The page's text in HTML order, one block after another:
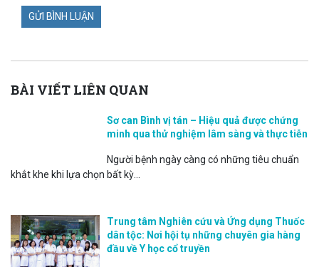
BÀI VIẾT LIÊN QUAN
Sơ can Bình vị tán – Hiệu quả được chứng
minh qua thử nghiệm lâm sàng và thực tiễn
Người bệnh ngày càng có những tiêu chuẩn
khắt khe khi lựa chọn bất kỳ...
Trung tâm Nghiên cứu và Ứng dụng Thuốc
dân tộc: Nơi hội tụ những chuyên gia hàng
đầu về Y học cổ truyền